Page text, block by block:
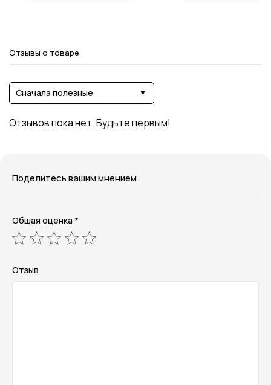
Отзывы о товаре
Сначала полезные
Отзывов пока нет. Будьте первым!
Поделитесь вашим мнением
Общая оценка *
Отзыв